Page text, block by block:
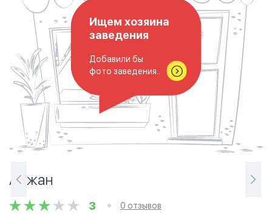
Ищем хозяина
заведения
Добавили бы
фото заведения..
Алжан
3 0 отзывов